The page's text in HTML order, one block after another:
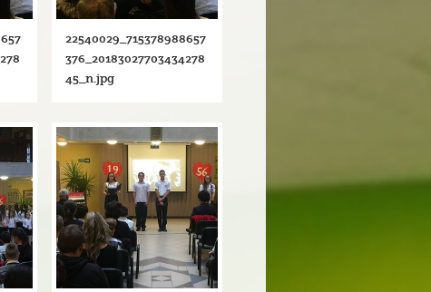
22540029_715378988657
376_20183027703434278
45_n.jpg